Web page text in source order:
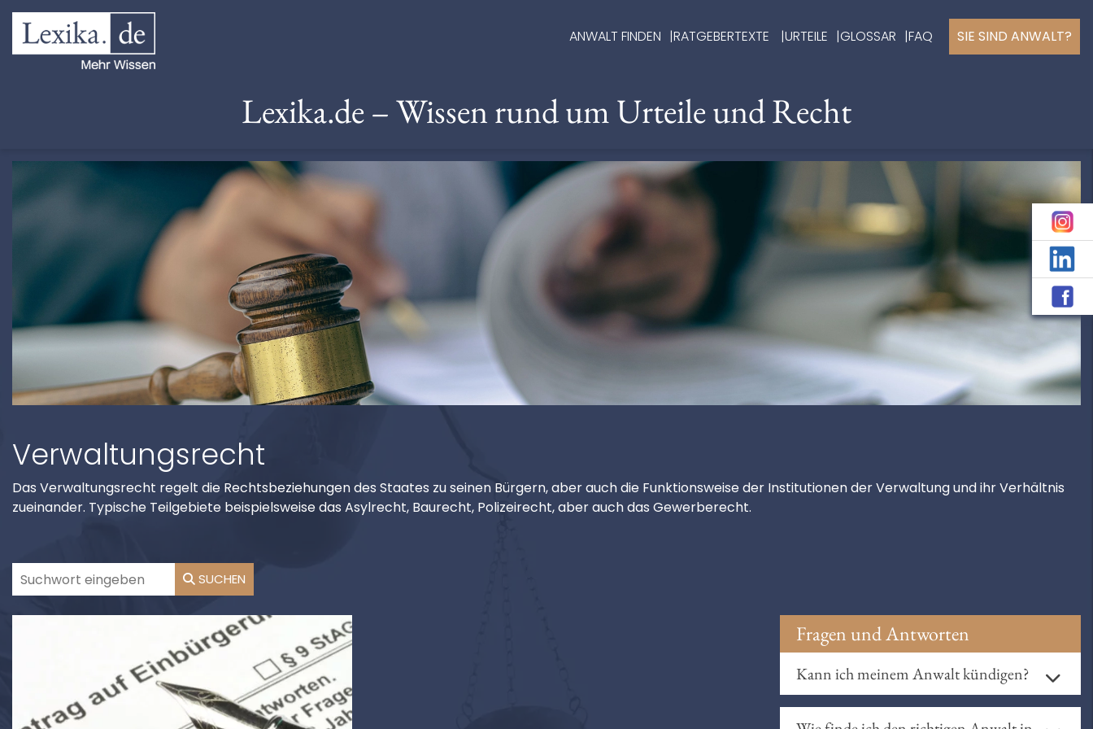
ANWALT FINDEN RATGEBERTEXTE URTEILE GLOSSAR FAQ SIE SIND ANWALT?
Lexika.de – Wissen rund um Urteile und Recht
Verwaltungsrecht
Das Verwaltungsrecht regelt die Rechtsbeziehungen des Staates zu seinen Bürgern, aber auch die Funktionsweise der Institutionen der Verwaltung und ihr Verhältnis
zueinander. Typische Teilgebiete beispielsweise das Asylrecht, Baurecht, Polizeirecht, aber auch das Gewerberecht.
SUCHEN
Fragen und Antworten
Kann ich meinem Anwalt kündigen?
Ja.§ 675 BBGregelt, dass ein Mandant das